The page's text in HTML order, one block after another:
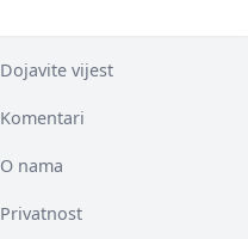
Dojavite vijest
Komentari
O nama
Privatnost